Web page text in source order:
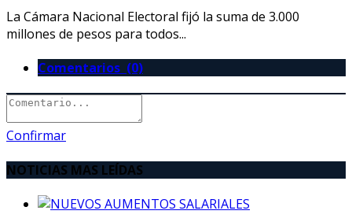
La Cámara Nacional Electoral fijó la suma de 3.000
millones de pesos para todos...
Comentarios (0)
Confirmar
NOTICIAS MAS LEÍDAS